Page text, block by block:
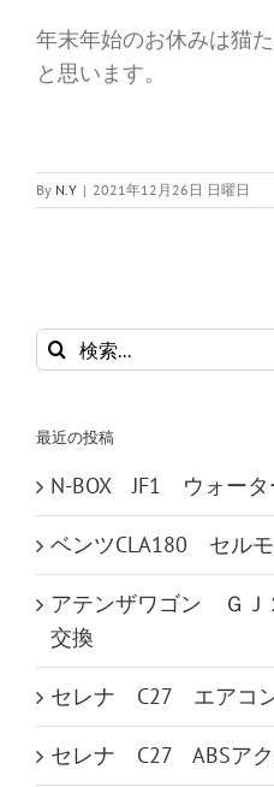
年末年始のお休みは猫
と思います。
By N.Y | 2021年12月26日 日曜日
検
索
最近の投稿
N-BOX JF1 ウォータ
ベンツCLA180 セル
アテンザワゴン Ｇ
交換
セレナ C27 エアコ
セレナ C27 ABSアク